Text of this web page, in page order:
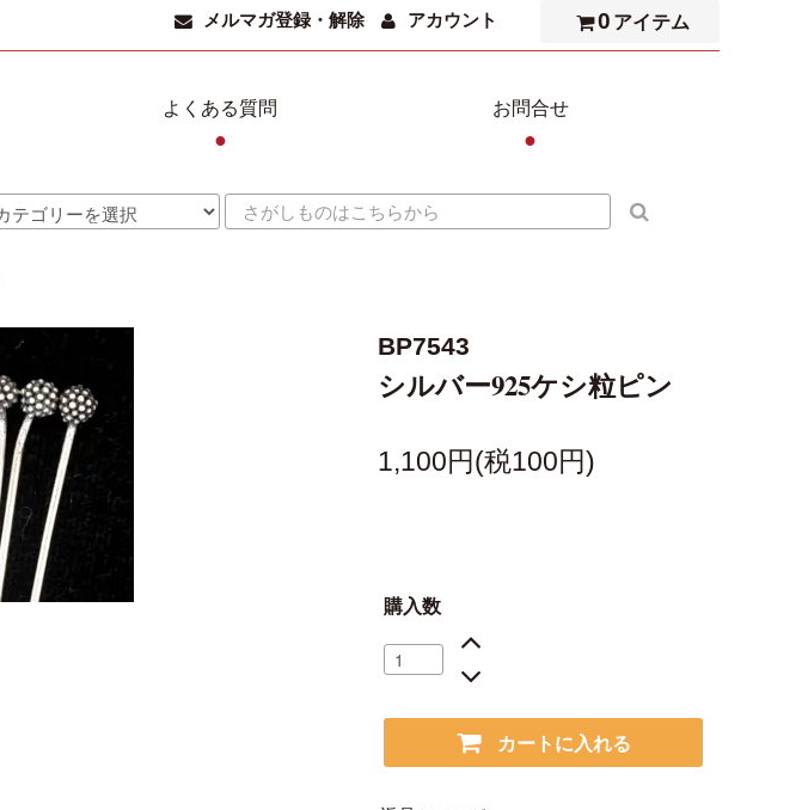
メルマガ登録・解除 アカウント 0 アイテム
よくある質問
●
お問合せ
●
BP7543
シルバー925ケシ粒ピン
1,100円(税100円)
購入数
カートに入れる